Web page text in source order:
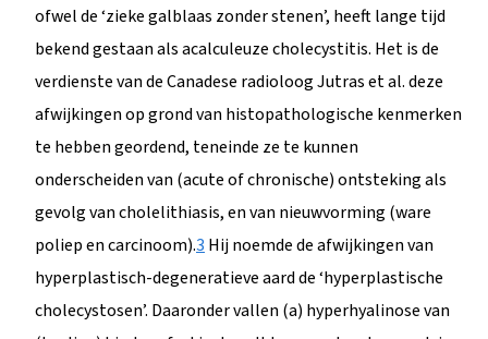
ofwel de ‘zieke galblaas zonder stenen’, heeft lange tijd
bekend gestaan als acalculeuze cholecystitis. Het is de
verdienste van de Canadese radioloog Jutras et al. deze
afwijkingen op grond van histopathologische kenmerken
te hebben geordend, teneinde ze te kunnen
onderscheiden van (acute of chronische) ontsteking als
gevolg van cholelithiasis, en van nieuwvorming (ware
poliep en carcinoom).3 Hij noemde de afwijkingen van
hyperplastisch-degeneratieve aard de ‘hyperplastische
cholecystosen’. Daaronder vallen (a) hyperhyalinose van